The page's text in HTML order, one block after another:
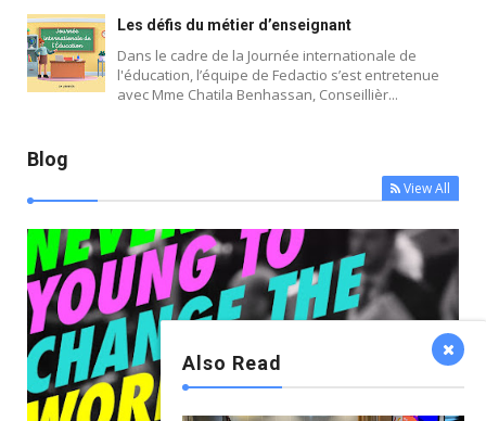
Les défis du métier d’enseignant
Dans le cadre de la Journée internationale de
l'éducation, l’équipe de Fedactio s’est entretenue
avec Mme Chatila Benhassan, Conseillièr...
Blog
View All
Blog
Also Read